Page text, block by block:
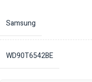
Samsung
WD90T6542BE